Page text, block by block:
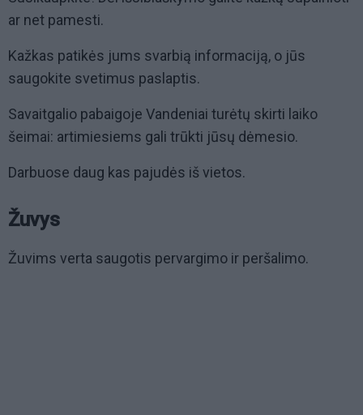
ar net pamesti.
Kažkas patikės jums svarbią informaciją, o jūs
saugokite svetimus paslaptis.
Savaitgalio pabaigoje Vandeniai turėtų skirti laiko
šeimai: artimiesiems gali trūkti jūsų dėmesio.
Darbuose daug kas pajudės iš vietos.
Žuvys
Žuvims verta saugotis pervargimo ir peršalimo.